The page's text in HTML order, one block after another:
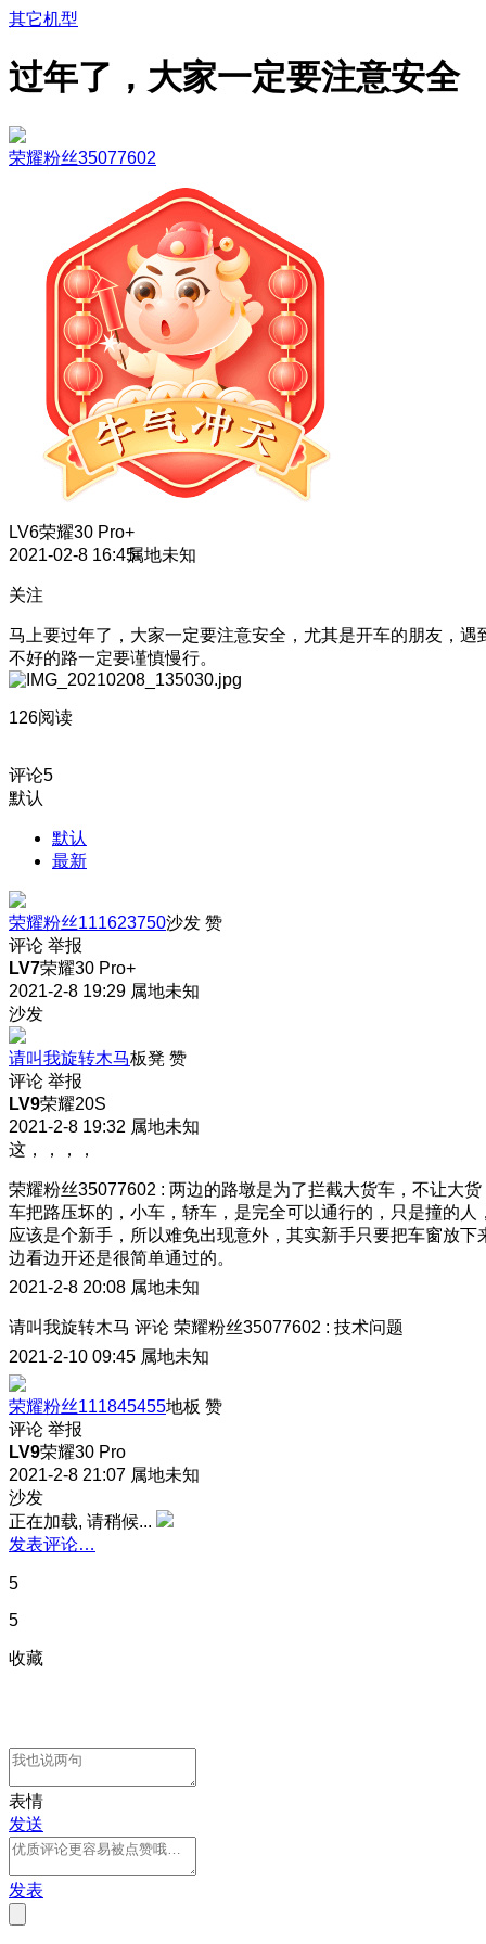
其它机型
过年了，大家一定要注意安全
荣耀粉丝35077602
LV6荣耀30 Pro+
2021-02-8 16:45属地未知
关注
马上要过年了，大家一定要注意安全，尤其是开车的朋友，遇
不好的路一定要谨慎慢行。
126阅读
评论5
默认
默认
最新
荣耀粉丝111623750沙发 赞
评论 举报
LV7荣耀30 Pro+
2021-2-8 19:29 属地未知
沙发
请叫我旋转木马板凳 赞
评论 举报
LV9荣耀20S
2021-2-8 19:32 属地未知
这，，，，
荣耀粉丝35077602 : 两边的路墩是为了拦截大货车，不让大货
车把路压坏的，小车，轿车，是完全可以通行的，只是撞的人
应该是个新手，所以难免出现意外，其实新手只要把车窗放下
边看边开还是很简单通过的。
2021-2-8 20:08 属地未知
请叫我旋转木马 评论 荣耀粉丝35077602 : 技术问题
2021-2-10 09:45 属地未知
荣耀粉丝111845455地板 赞
评论 举报
LV9荣耀30 Pro
2021-2-8 21:07 属地未知
沙发
正在加载, 请稍候...
发表评论…
5
5
收藏
表情
发送
发表